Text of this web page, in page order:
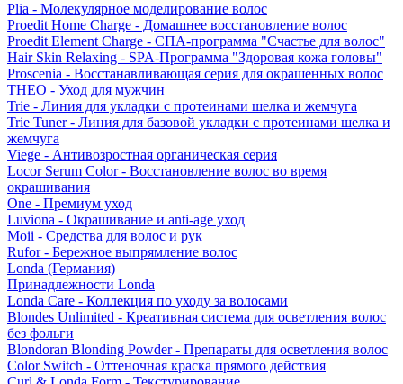
Plia - Молекулярное моделирование волос
Proedit Home Charge - Домашнее восстановление волос
Proedit Element Charge - СПА-программа "Счастье для волос"
Hair Skin Relaxing - SPA-Программа "Здоровая кожа головы"
Proscenia - Восстанавливающая серия для окрашенных волос
THEO - Уход для мужчин
Trie - Линия для укладки с протеинами шелка и жемчуга
Trie Tuner - Линия для базовой укладки с протеинами шелка и
жемчуга
Viege - Антивозростная органическая серия
Locor Serum Color - Восстановление волос во время
окрашивания
One - Премиум уход
Luviona - Окрашивание и anti-age уход
Moii - Средства для волос и рук
Rufor - Бережное выпрямление волос
Londa (Германия)
Принадлежности Londa
Londa Care - Коллекция по уходу за волосами
Blondes Unlimited - Креативная система для осветления волос
без фольги
Blondoran Blonding Powder - Препараты для осветления волос
Color Switch - Оттеночная краска прямого действия